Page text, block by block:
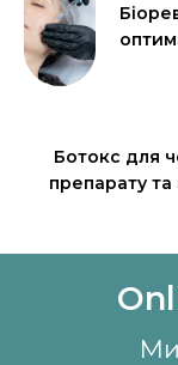
Ботокс для
препарату та